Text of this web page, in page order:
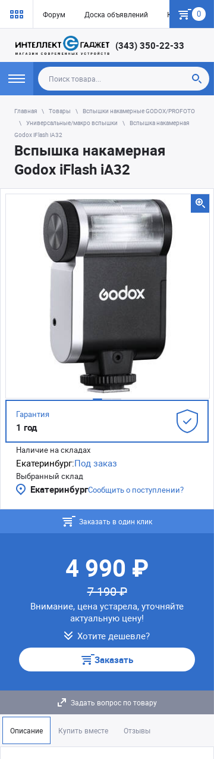
Форум Доска объявлений Как купить
0
(343) 350-22-33
Главная Товары
Вспышки накамерные GODOX/PROFOTO
Универсальные/макро вспышки
Вспышка накамерная
Godox iFlash iA32
Вспышка накамерная
Godox iFlash iA32
Гарантия
1 год
Наличие на складах
Екатеринбург:Под заказ
Выбранный склад
ЕкатеринбургСообщить о поступлении?
Заказать в один клик
4 990 ₽
7 190 ₽
Внимание, цена устарела, уточняйте
актуальную цену!
Хотите дешевле?
Заказать
Задать вопрос по товару
Описание Купить вместе Отзывы